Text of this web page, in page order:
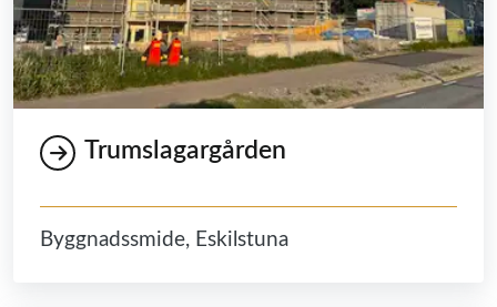
Trumslagargården
Byggnadssmide, Eskilstuna